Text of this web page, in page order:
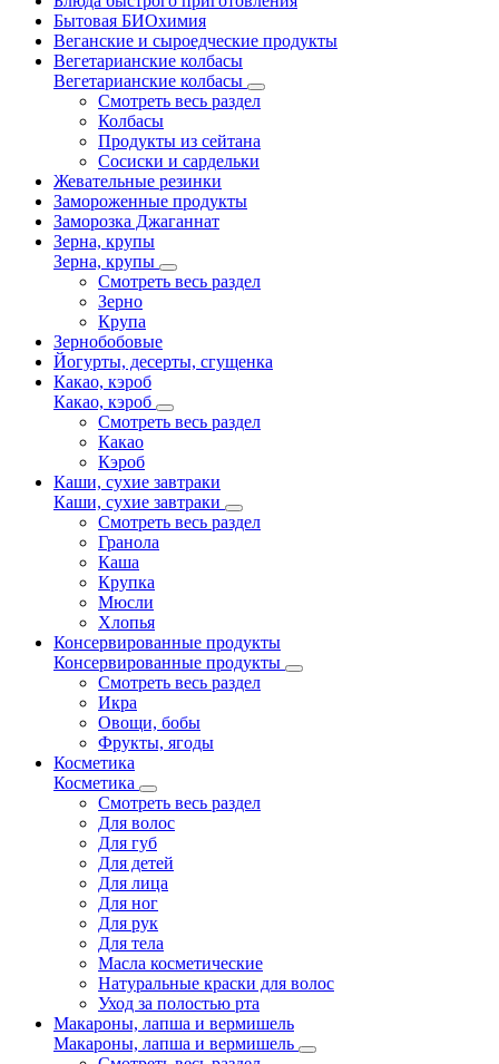
Бытовая БИОхимия
Веганские и сыроедческие продукты
Вегетарианские колбасы
Вегетарианские колбасы
Смотреть весь раздел
Колбасы
Продукты из сейтана
Сосиски и сардельки
Жевательные резинки
Замороженные продукты
Заморозка Джаганнат
Зерна, крупы
Зерна, крупы
Смотреть весь раздел
Зерно
Крупа
Зернобобовые
Йогурты, десерты, сгущенка
Какао, кэроб
Какао, кэроб
Смотреть весь раздел
Какао
Кэроб
Каши, сухие завтраки
Каши, сухие завтраки
Смотреть весь раздел
Гранола
Каша
Крупка
Мюсли
Хлопья
Консервированные продукты
Консервированные продукты
Смотреть весь раздел
Икра
Овощи, бобы
Фрукты, ягоды
Косметика
Косметика
Смотреть весь раздел
Для волос
Для губ
Для детей
Для лица
Для ног
Для рук
Для тела
Масла косметические
Натуральные краски для волос
Уход за полостью рта
Макароны, лапша и вермишель
Макароны, лапша и вермишель